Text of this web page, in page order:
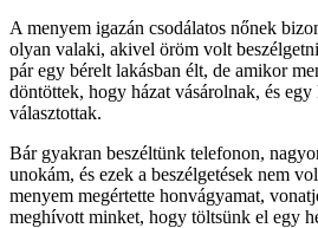
A menyem igazán csodálatos nőnek
olyan valaki, akivel öröm volt
pár egy bérelt lakásban élt, de amikor
döntöttek, hogy házat vásárolnak, és egy
választottak.
Bár gyakran beszéltünk telefonon,
unokám, és ezek a beszélgetések nem
menyem megértette honvágyamat,
meghívott minket, hogy töltsünk el egy